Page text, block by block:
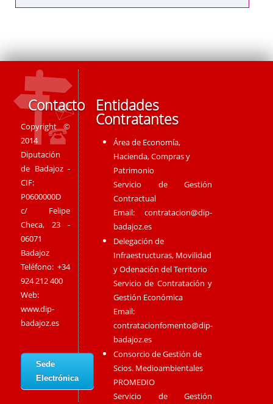
Contacto
Copyright ©
2014
Diputación
de Badajoz -
CIF:
P0600000D
c/ Felipe
Checa, 23 -
06071
Badajoz
Teléfono: +34
924 212 400
Web:
www.dip-
badajoz.es
Sede
Electrónica
Entidades
Contratantes
Área de Economía,
Hacienda, Compras y
Patrimonio
Servicio de Gestión
Contractual
Email:contratacion@dip-
badajoz.es
Delegación de
Infraestructuras, Movilidad
y Odenación del Territorio
Servicio de Contratación y
Gestión Económica
Email:
contratacionfomento@dip-
badajoz.es
Consorcio de Gestión de
Scios. Medioambientales
PROMEDIO
Servicio de Gestión